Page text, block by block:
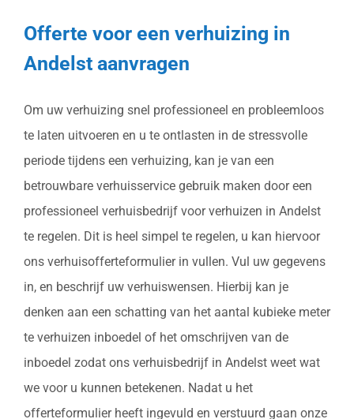
Offerte voor een verhuizing in
Andelst aanvragen
Om uw verhuizing snel professioneel en probleemloos
te laten uitvoeren en u te ontlasten in de stressvolle
periode tijdens een verhuizing, kan je van een
betrouwbare verhuisservice gebruik maken door een
professioneel verhuisbedrijf voor verhuizen in Andelst
te regelen. Dit is heel simpel te regelen, u kan hiervoor
ons verhuisofferteformulier in vullen. Vul uw gegevens
in, en beschrijf uw verhuiswensen. Hierbij kan je
denken aan een schatting van het aantal kubieke meter
te verhuizen inboedel of het omschrijven van de
inboedel zodat ons verhuisbedrijf in Andelst weet wat
we voor u kunnen betekenen. Nadat u het
offerteformulier heeft ingevuld en verstuurd gaan onze